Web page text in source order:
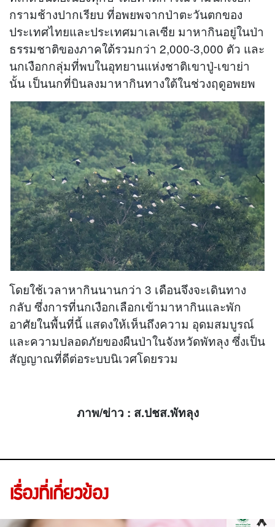
กรามช้างปากเรียบ ที่อพยพจากป่าตะวันตกของ
ประเทศไทยและประเทศมาเลเซีย มาหากินอยู่ในป่า
ธรรมชาติของภาคใต้รวมกว่า 2,000-3,000 ตัว และ
นกเงือกกลุ่มที่พบในอุทยานแห่งชาติเขาปู่-เขาย่า
นั้น เป็นนกที่บินลงมาหากินทางใต้ในช่วงฤดูอพยพ
โดยใช้เวลาหากินนานกว่า 3 เดือนจึงจะเดินทาง
กลับ ซึ่งการที่นกเงือกเลือกเข้ามาหากินและพัก
อาศัยในพื้นที่นี้ แสดงให้เห็นถึงความ อุดมสมบูรณ์
และความปลอดภัยของผืนป่าในจังหวัดพัทลุง ซึ่งเป็น
สัญญาณที่ดีต่อระบบนิเวศโดยรวม
ภาพ/ข่าว : ส.ปชส.พัทลุง
เรื่องที่เกี่ยวข้อง